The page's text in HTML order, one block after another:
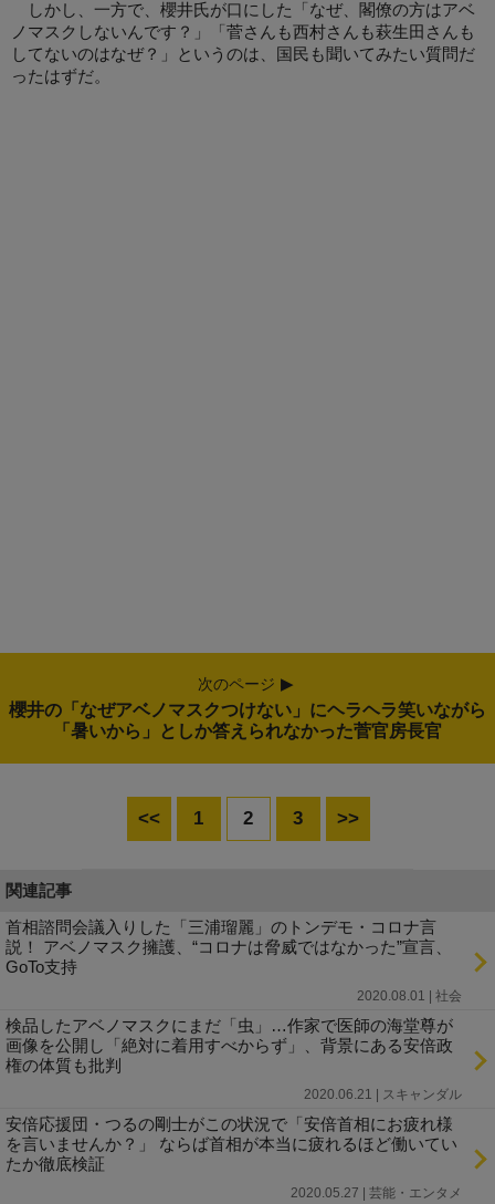
しかし、一方で、櫻井氏が口にした「なぜ、閣僚の方はアベ
ノマスクしないんです？」「菅さんも西村さんも萩生田さんも
してないのはなぜ？」というのは、国民も聞いてみたい質問だ
ったはずだ。
次のページ
櫻井の「なぜアベノマスクつけない」にヘラヘラ笑いながら
「暑いから」としか答えられなかった菅官房長官
<< 1 2 3 >>
関連記事
首相諮問会議入りした「三浦瑠麗」のトンデモ・コロナ言
説！ アベノマスク擁護、“コロナは脅威ではなかった”宣言、
GoTo支持
2020.08.01 | 社会
検品したアベノマスクにまだ「虫」…作家で医師の海堂尊が
画像を公開し「絶対に着用すべからず」、背景にある安倍政
権の体質も批判
2020.06.21 | スキャンダル
安倍応援団・つるの剛士がこの状況で「安倍首相にお疲れ様
を言いませんか？」 ならば首相が本当に疲れるほど働いてい
たか徹底検証
2020.05.27 | 芸能・エンタメ